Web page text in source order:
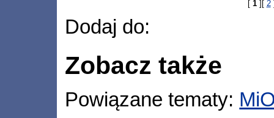
[ 1][ 2
Dodaj do:
Zobacz także
Powiązane tematy: